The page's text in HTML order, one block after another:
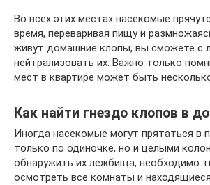
Во всех этих местах насекомые
время, переваривая пищу и
живут домашние клопы, вы сможете с
нейтрализовать их. Важно только
мест в квартире может быть
Как найти гнездо клопов в
Иногда насекомые могут прятаться в
только по одиночке, но и целыми
обнаружить их лежбища, необходимо
осмотреть все комнаты и